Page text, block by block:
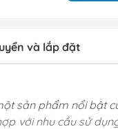
và lắp đặt
sản phẩm nổi bật
với nhu cầu sử